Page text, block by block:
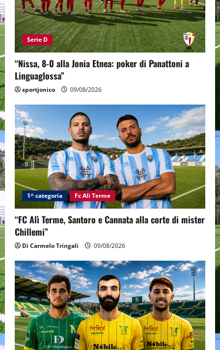
Serie D
“Nissa, 8-0 alla Jonia Etnea: poker di Panattoni a
Linguaglossa”
sportjonico 09/08/2026
1^ categoria Fc Alì Terme
“FC Alì Terme, Santoro e Cannata alla corte di mister
Chillemi”
Di Carmelo Tringali 09/08/2026